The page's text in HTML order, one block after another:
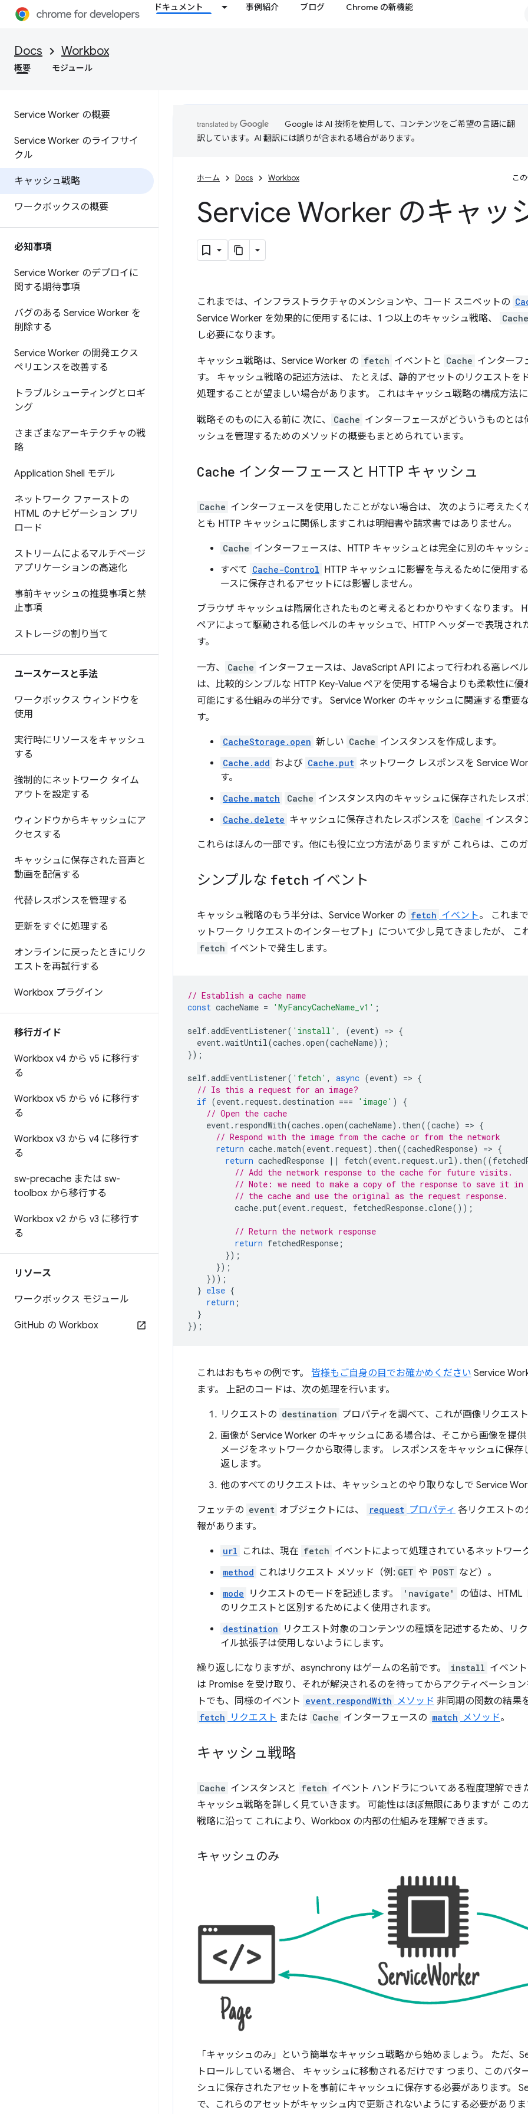
ドキュメント 事例紹介 ブログ Chrome の新機能
Docs Workbox
概要 モジュール
Service Worker の概要
Service Worker のライフサイ
クル
キャッシュ戦略
ワークボックスの概要
必知事項
Service Worker のデプロイに
関する期待事項
バグのある Service Worker を
削除する
Service Worker の開発エクス
ペリエンスを改善する
トラブルシューティングとロギ
ング
さまざまなアーキテクチャの戦
略
Application Shell モデル
ネットワーク ファーストの
HTML のナビゲーション プリ
ロード
ストリームによるマルチページ
アプリケーションの高速化
事前キャッシュの推奨事項と禁
止事項
ストレージの割り当て
ユースケースと手法
ワークボックス ウィンドウを
使用
実行時にリソースをキャッシュ
する
強制的にネットワーク タイム
アウトを設定する
ウィンドウからキャッシュにア
クセスする
キャッシュに保存された音声と
動画を配信する
代替レスポンスを管理する
更新をすぐに処理する
オンラインに戻ったときにリク
エストを再試行する
Workbox プラグイン
移行ガイド
Workbox v4 から v5 に移行す
る
Workbox v5 から v6 に移行す
る
Workbox v3 から v4 に移行す
る
sw-precache または sw-
toolbox から移行する
Workbox v2 から v3 に移行す
る
リソース
ワークボックス モジュール
GitHub の Workbox
Google は AI 技術を使用して、コンテンツをご希望の言語に翻
訳しています。AI 翻訳には誤りが含まれる場合があります。
ホーム Docs Workbox こ
Service Worker のキャッ
これまでは、インフラストラクチャのメンションや、コード スニペットの
Service Worker を効果的に使用するには、1 つ以上のキャッシュ戦略、
Cache
し必要になります。
キャッシュ戦略は、Service Worker の fetch イベントと Cache インターフ
す。 キャッシュ戦略の記述方法は、 たとえば、静的アセットのリクエストを
処理することが望ましい場合があります。 これはキャッシュ戦略の構成方法に
戦略そのものに入る前に 次に、 Cache インターフェースがどういうものと
ッシュを管理するためのメソッドの概要もまとめられています。
Cache インターフェースと HTTP キャッシュ
Cache インターフェースを使用したことがない場合は、 次のように考えたく
とも HTTP キャッシュに関係しますこれは明細書や請求書ではありません。
Cache インターフェースは、HTTP キャッシュとは完全に別のキャッシ
すべて Cache-Control HTTP キャッシュに影響を与えるために使用する
ースに保存されるアセットには影響しません。
ブラウザ キャッシュは階層化されたものと考えるとわかりやすくなります。
ペアによって駆動される低レベルのキャッシュで、HTTP ヘッダーで表現され
す。
一方、 Cache インターフェースは、JavaScript API によって行われる高レベ
は、比較的シンプルな HTTP Key-Value ペアを使用する場合よりも柔軟性に
可能にする仕組みの半分です。 Service Worker のキャッシュに関連する重要
す。
CacheStorage.open 新しい Cache インスタンスを作成します。
Cache.add および Cache.put ネットワーク レスポンスを Service
す。
Cache.match Cache インスタンス内のキャッシュに保存されたレスポ
Cache.delete キャッシュに保存されたレスポンスを Cache インスタ
これらはほんの一部です。他にも役に立つ方法がありますが これらは、この
シンプルな fetch イベント
キャッシュ戦略のもう半分は、Service Worker の fetch イベント。 これま
ットワーク リクエストのインターセプト」について少し見てきましたが、 こ
fetch イベントで発生します。
// Establish a cache name
const cacheName = 'MyFancyCacheName_v1' ;
self.addEventListener( 'install' , (event) => {
event.waitUntil(caches .open(cacheName));
});
self.addEventListener( 'fetch' , async (event) => {
// Is this a request for an image?
if (event. request.destination === 'image' )
{
// Open the cache
event. respondWith(caches .open(cacheName). then((cache) => {
// Respond with the image from the cache or from the network
return cache.match(event. request). then((cachedResponse) => {
return cachedResponse || fetch(event. request.url). then((
// Add the network response to the cache for future visits.
// Note: we need to make a copy of the response to save it in
// the cache and use the original as the request response.
cache.put(event. request, fetchedResponse.clone());
// Return the network response
return fetchedResponse ;
});
});
}));
} else {
return ;
}
});
これはおもちゃの例です。 皆様もご自身の目でお確かめください Service
ます。 上記のコードは、次の処理を行います。
リクエストの destination プロパティを調べて、これが画像リクエス
画像が Service Worker のキャッシュにある場合は、そこから画像を提
メージをネットワークから取得します。 レスポンスをキャッシュに保
返します。
他のすべてのリクエストは、キャッシュとのやり取りなしで Service
フェッチの event オブジェクトには、 request プロパティ 各リクエストの
報があります。
url これは、現在 fetch イベントによって処理されているネットワー
method これはリクエスト メソッド（例: GET や POST など）。
mode リクエストのモードを記述します。 'navigate'
の値は、HTML
のリクエストと区別するためによく使用されます。
destination
リクエスト対象のコンテンツの種類を記述するため、リ
イル拡張子は使用しないようにします。
繰り返しになりますが、asynchrony はゲームの名前です。 install イベン
は Promise を受け取り、それが解決されるのを待ってからアクティベーション
トでも、同様のイベント event.respondWith メソッド 非同期の関数の結果
fetch リクエスト または Cache インターフェースの match メソッド。
キャッシュ戦略
Cache インスタンスと fetch イベント ハンドラについてある程度理解でき
キャッシュ戦略を詳しく見ていきます。 可能性はほぼ無限にありますが この
戦略に沿って これにより、Workbox の内部の仕組みを理解できます。
キャッシュのみ
「キャッシュのみ」という簡単なキャッシュ戦略から始めましょう。 ただ、
トロールしている場合、 キャッシュに移動されるだけです つまり、このパタ
シュに保存されたアセットを事前にキャッシュに保存する必要があります。
で、これらのアセットがキャッシュ内で更新されないようにする必要がありま